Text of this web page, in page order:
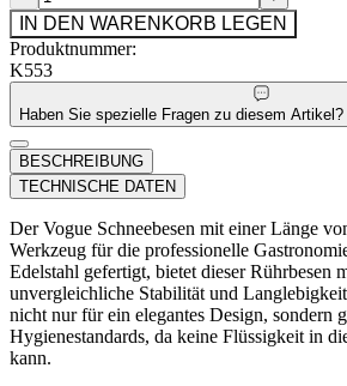
IN DEN WARENKORB LEGEN
Produktnummer:
K553
Haben Sie spezielle Fragen zu diesem Artikel?
BESCHREIBUNG
TECHNISCHE DATEN
Der Vogue Schneebesen mit einer Länge
Werkzeug für die professionelle
Edelstahl gefertigt, bietet dieser Rührbesen
unvergleichliche Stabilität und
nicht nur für ein elegantes Design, sondern
Hygienestandards, da keine Flüssigkeit in
kann.